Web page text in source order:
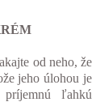
od neho, že
jeho úlohou je
ľahkú